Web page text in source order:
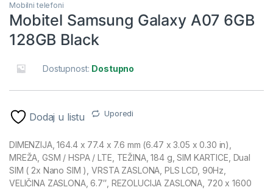
Mobilni telefoni
Mobitel Samsung Galaxy A07 6GB
128GB Black
Dostupnost: Dostupno
Dodaj u listu Uporedi
DIMENZIJA, 164.4 x 77.4 x 7.6 mm (6.47 x 3.05 x 0.30 in),
MREŽA, GSM / HSPA / LTE, TEŽINA, 184 g, SIM KARTICE, Dual
SIM ( 2x Nano SIM ), VRSTA ZASLONA, PLS LCD, 90Hz,
VELIČINA ZASLONA, 6.7″, REZOLUCIJA ZASLONA, 720 x 1600